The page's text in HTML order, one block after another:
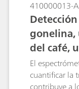
(SERS) para
alprazolam
picos SERS
comprimido
410000013-A
gonelina,
del café,
tro
El
cuantificar la